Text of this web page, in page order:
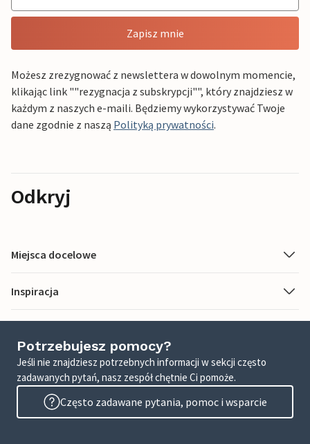
Zapisz mnie
Możesz zrezygnować z newslettera w dowolnym momencie,
klikając link ""rezygnacja z subskrypcji"", który znajdziesz w
każdym z naszych e-maili. Będziemy wykorzystywać Twoje
dane zgodnie z naszą Polityką prywatności.
Odkryj
Miejsca docelowe
Inspiracja
Potrzebujesz pomocy?
Jeśli nie znajdziesz potrzebnych informacji w sekcji często
zadawanych pytań, nasz zespół chętnie Ci pomoże.
Często zadawane pytania, pomoc i wsparcie